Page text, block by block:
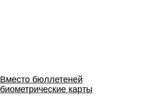
Вместо бюллетеней
биометрические карты